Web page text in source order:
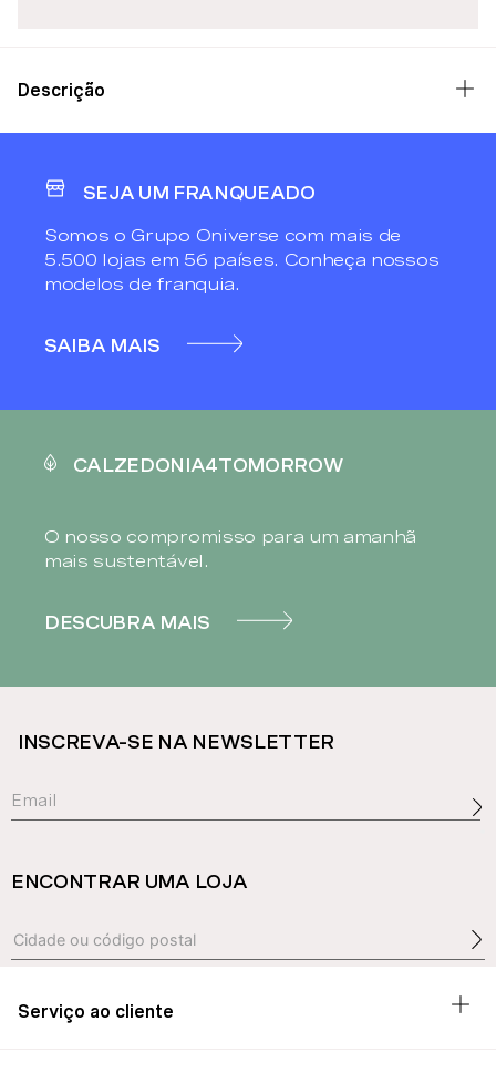
Descrição
SEJA UM FRANQUEADO
Somos o Grupo Oniverse com mais de
5.500 lojas em 56 países. Conheça nossos
modelos de franquia.
SAIBA MAIS
CALZEDONIA4TOMORROW
O nosso compromisso para um amanhã
mais sustentável.
DESCUBRA MAIS
INSCREVA-SE NA NEWSLETTER
ENCONTRAR UMA LOJA
Serviço ao cliente